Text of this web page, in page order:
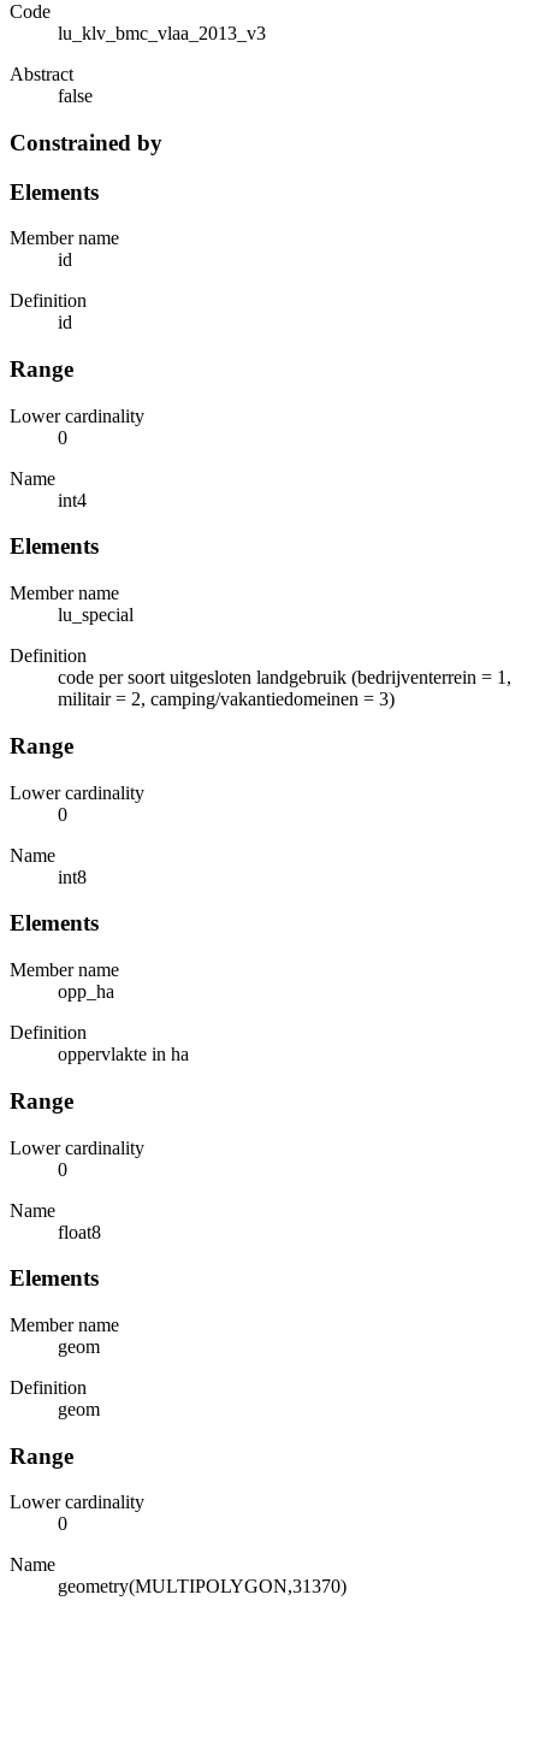
Code
lu_klv_bmc_vlaa_2013_v3
Abstract
false
Constrained by
Elements
Member name
id
Definition
id
Range
Lower cardinality
0
Name
int4
Elements
Member name
lu_special
Definition
code per soort uitgesloten landgebruik (bedrijventerrein = 1,
militair = 2, camping/vakantiedomeinen = 3)
Range
Lower cardinality
0
Name
int8
Elements
Member name
opp_ha
Definition
oppervlakte in ha
Range
Lower cardinality
0
Name
float8
Elements
Member name
geom
Definition
geom
Range
Lower cardinality
0
Name
geometry(MULTIPOLYGON,31370)